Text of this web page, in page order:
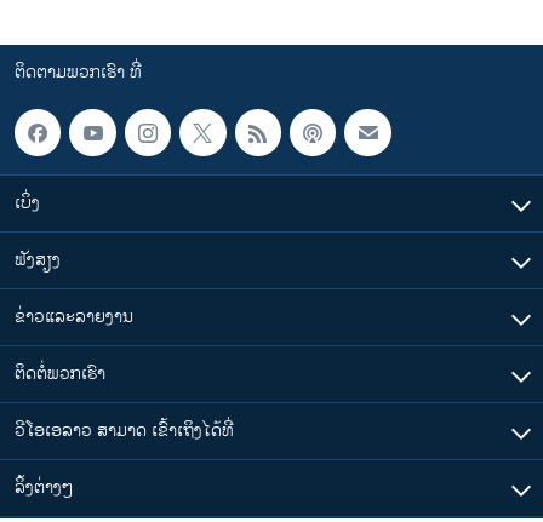
ຕິດຕາມພວກເຮົາ ທີ່
ເບິ່ງ
ຟັງສຽງ
ຂ່າວແລະລາຍງານ
ຕິດຕໍ່ພວກເຮົາ
ວີໂອເອລາວ ສາມາດ ເຂົ້າເຖິງໄດ້ທີ່
​ລິ້ງ​ຕ່າງໆ